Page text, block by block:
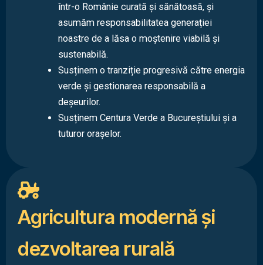
într-o Românie curată și sănătoasă, și
asumăm responsabilitatea generației
noastre de a lăsa o moștenire viabilă și
sustenabilă.
Susținem o tranziție progresivă către energia
verde și gestionarea responsabilă a
deșeurilor.
Susținem Centura Verde a Bucureștiului și a
tuturor orașelor.
Agricultura modernă și
dezvoltarea rurală